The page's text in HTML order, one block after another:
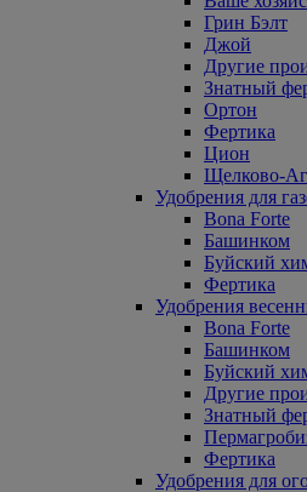
Грин Бэлт
Джой
Другие
Знатный
Ортон
Фертика
Цион
Щелково-
Удобрения для
Bona Forte
Башинком
Буйский
Фертика
Удобрения
Bona Forte
Башинком
Буйский
Другие
Знатный
Фертика
Удобрения для